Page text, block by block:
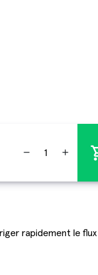
remove add
rapidement le